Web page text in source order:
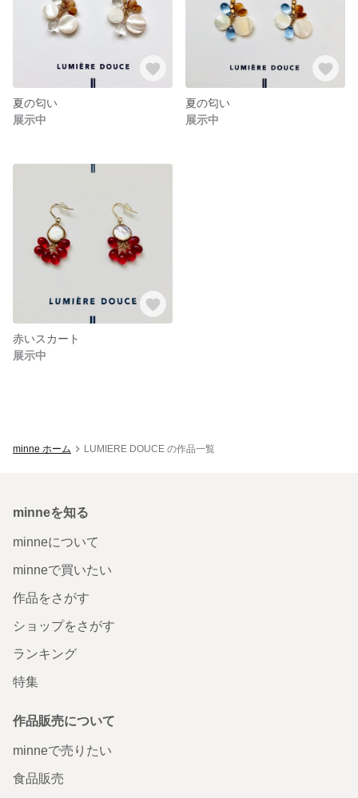
夏の匂い
展示中
夏の匂い
展示中
赤いスカート
展示中
minne ホーム LUMIERE DOUCE の作品一覧
minneを知る
minneについて
minneで買いたい
作品をさがす
ショップをさがす
ランキング
特集
作品販売について
minneで売りたい
食品販売